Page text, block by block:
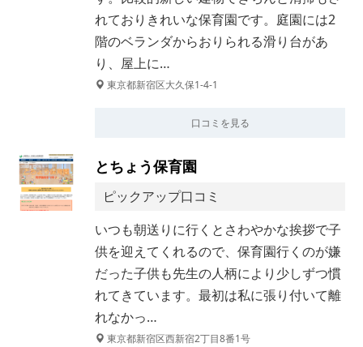
れておりきれいな保育園です。庭園には2
階のベランダからおりられる滑り台があ
り、屋上に…
東京都新宿区大久保1-4-1
口コミを見る
とちょう保育園
ピックアップ口コミ
いつも朝送りに行くとさわやかな挨拶で子
供を迎えてくれるので、保育園行くのが嫌
だった子供も先生の人柄により少しずつ慣
れてきています。最初は私に張り付いて離
れなかっ…
東京都新宿区西新宿2丁目8番1号